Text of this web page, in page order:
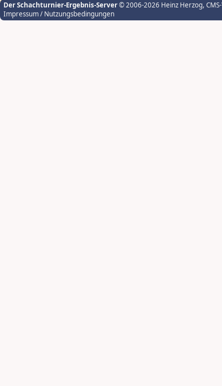
Der Schachturnier-Ergebnis-Server© 2006-2026 Heinz Herzog,
Impressum / Nutzungsbedingungen